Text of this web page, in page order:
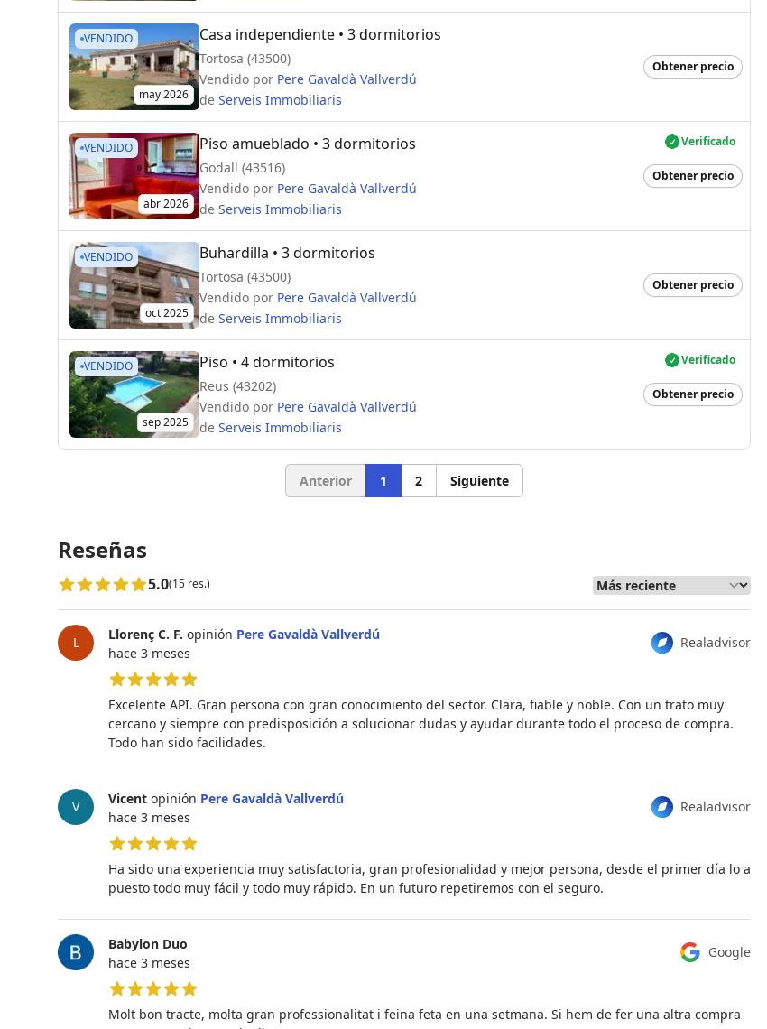
VENDIDO
may 2026
Casa independiente • 3 dormitorios
Tortosa (43500)
Vendido por Pere Gavaldà Vallverdú
de Serveis Immobiliaris
Obtener precio
VENDIDO
abr 2026
Piso amueblado • 3 dormitorios
Godall (43516)
Vendido por Pere Gavaldà Vallverdú
de Serveis Immobiliaris
Obtener precio
Verificado
VENDIDO
oct 2025
Buhardilla • 3 dormitorios
Tortosa (43500)
Vendido por Pere Gavaldà Vallverdú
de Serveis Immobiliaris
Obtener precio
VENDIDO
sep 2025
Piso • 4 dormitorios
Reus (43202)
Vendido por Pere Gavaldà Vallverdú
de Serveis Immobiliaris
Obtener precio
Verificado
Anterior 1 2 Siguiente
Reseñas
5.0(15 res.)
L Realadvisor
Llorenç C. F. opinión Pere Gavaldà Vallverdú
hace 3 meses
5 de 5 estrellas
Excelente API. Gran persona con gran conocimiento del sector. Clara, fiable y noble. Con un trato muy
cercano y siempre con predisposición a solucionar dudas y ayudar durante todo el proceso de compra.
Todo han sido facilidades.
V Realadvisor
Vicent opinión Pere Gavaldà Vallverdú
hace 3 meses
5 de 5 estrellas
Ha sido una experiencia muy satisfactoria, gran profesionalidad y mejor persona, desde el primer día lo a
puesto todo muy fácil y todo muy rápido. En un futuro repetiremos con el seguro.
Google
Babylon Duo
hace 3 meses
5 de 5 estrellas
Molt bon tracte, molta gran professionalitat i feina feta en una setmana. Si hem de fer una altra compra